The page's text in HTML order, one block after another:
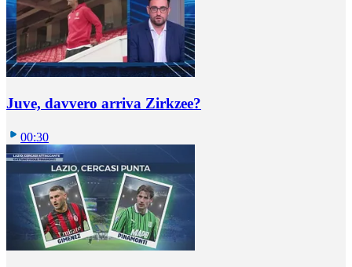
Juve, davvero arriva Zirkzee?
00:30